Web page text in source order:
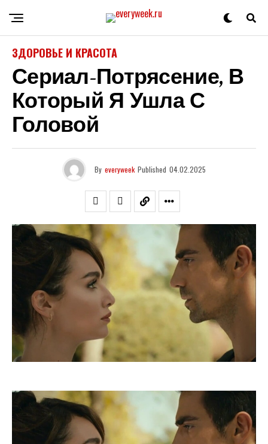
ЗДОРОВЬЕ И КРАСОТА
Сериал-Потрясение, В
Который Я Ушла С
Головой
By everyweek Published 04.02.2025